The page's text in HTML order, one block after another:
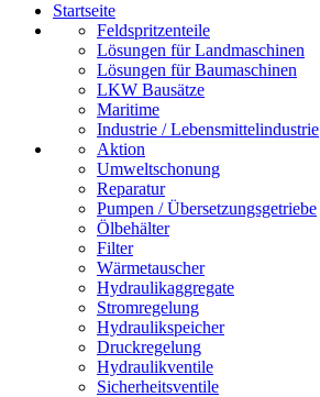
Startseite
Feldspritzenteile
Lösungen für Landmaschinen
Lösungen für Baumaschinen
LKW Bausätze
Maritime
Industrie / Lebensmittelindustrie
Aktion
Umweltschonung
Reparatur
Pumpen / Übersetzungsgetriebe
Ölbehälter
Filter
Wärmetauscher
Hydraulikaggregate
Stromregelung
Hydraulikspeicher
Druckregelung
Hydraulikventile
Sicherheitsventile